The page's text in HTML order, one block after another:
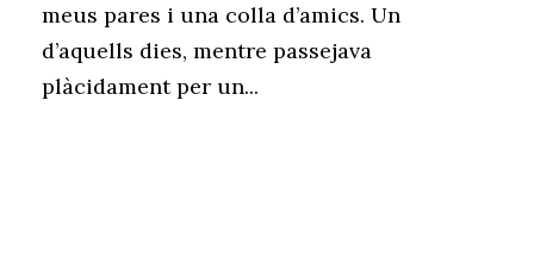
meus pares i una colla d’amics. Un
d’aquells dies, mentre passejava
plàcidament per un...